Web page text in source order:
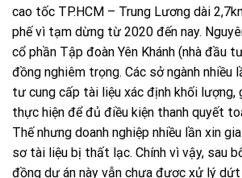
cao tốc TP.HCM – Trung Lương dài
phế vì tạm dừng từ 2020 đến nay.
cổ phần Tập đoàn Yên Khánh (nhà đầu
đồng nghiêm trọng. Các sở ngành nhiều
tư cung cấp tài liệu xác định khối lượng,
thực hiện để đủ điều kiện thanh quyết
Thế nhưng doanh nghiệp nhiều lần xin
sơ tài liệu bị thất lạc. Chính vì vậy, sau
đồng dự án này vẫn chưa được xử lý dứt